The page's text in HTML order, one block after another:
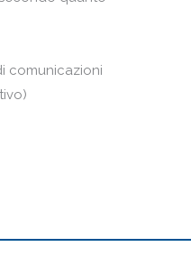
comunicazioni